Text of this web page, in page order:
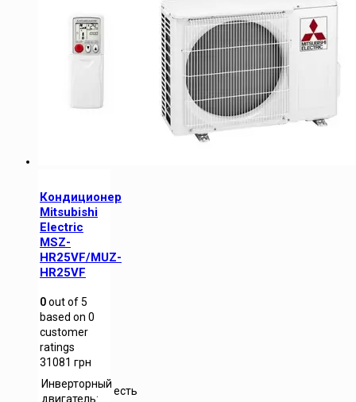
Кондиционер
Mitsubishi
Electric
MSZ-
HR25VF/MUZ-
HR25VF
0out of5
based on 0
customer
ratings
31081 грн
Инверторный
двигатель:
есть